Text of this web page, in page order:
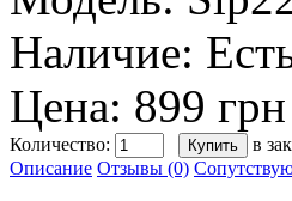
Наличие:
Цена: 899 грн
Количество:
в
Описание Отзывы (0)